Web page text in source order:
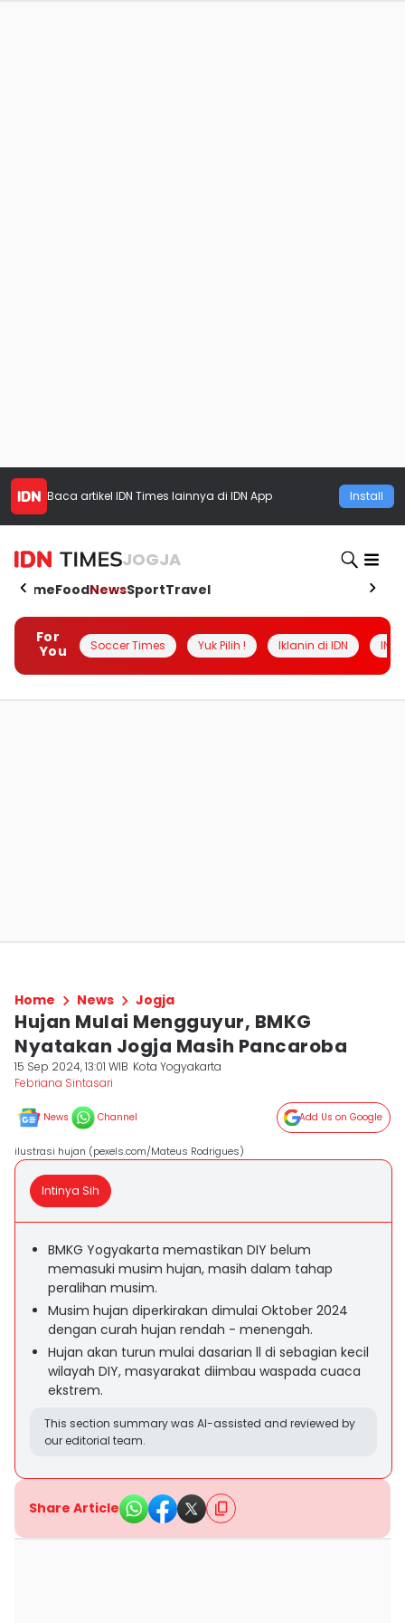
Baca artikel IDN Times lainnya di IDN App Install
JOGJA
HomeFoodNewsSportTravel
For
You
Soccer Times Yuk Pilih ! Iklanin di IDN
Home News Jogja
Hujan Mulai Mengguyur, BMKG
Nyatakan Jogja Masih Pancaroba
15 Sep 2024, 13:01 WIB Kota Yogyakarta
Febriana Sintasari
News Channel Add Us on Google
ilustrasi hujan (pexels.com/Mateus Rodrigues)
Intinya Sih
BMKG Yogyakarta memastikan DIY belum
memasuki musim hujan, masih dalam tahap
peralihan musim.
Musim hujan diperkirakan dimulai Oktober 2024
dengan curah hujan rendah - menengah.
Hujan akan turun mulai dasarian ll di sebagian kecil
wilayah DIY, masyarakat diimbau waspada cuaca
ekstrem.
This section summary was AI-assisted and reviewed by
our editorial team.
Share Article